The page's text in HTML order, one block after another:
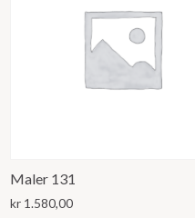
Maler 131
kr1.580,00